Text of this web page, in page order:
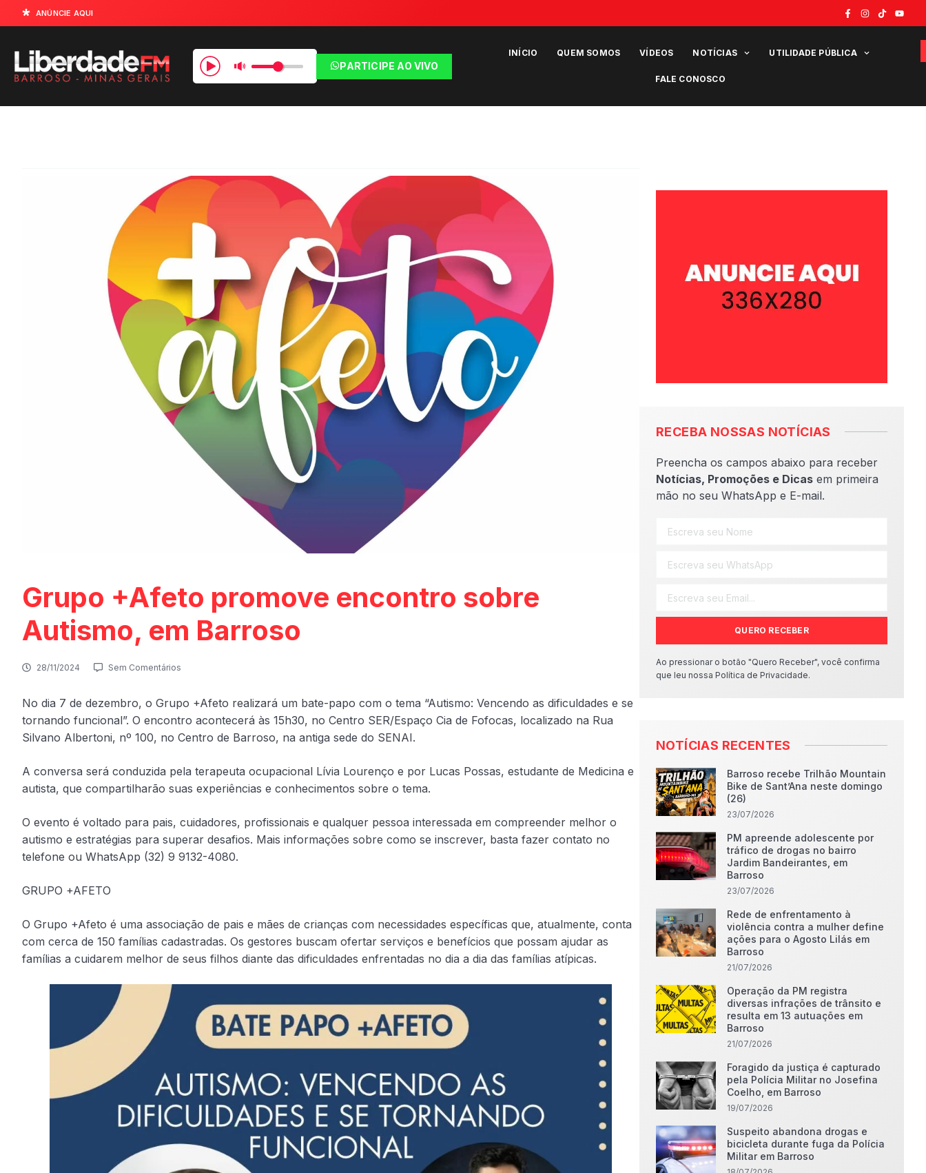
ANÚNCIE AQUI
PARTICIPE AO VIVO
INÍCIO QUEM SOMOS VÍDEOS NOTÍCIAS UTILIDADE PÚBLICA
FALE CONOSCO
Grupo +Afeto promove encontro sobre
Autismo, em Barroso
28/11/2024 Sem Comentários
No dia 7 de dezembro, o Grupo +Afeto realizará um bate-papo com o tema “Autismo: Vencendo as dificuldades e se
tornando funcional”. O encontro acontecerá às 15h30, no Centro SER/Espaço Cia de Fofocas, localizado na Rua
Silvano Albertoni, nº 100, no Centro de Barroso, na antiga sede do SENAI.
A conversa será conduzida pela terapeuta ocupacional Lívia Lourenço e por Lucas Possas, estudante de Medicina e
autista, que compartilharão suas experiências e conhecimentos sobre o tema.
O evento é voltado para pais, cuidadores, profissionais e qualquer pessoa interessada em compreender melhor o
autismo e estratégias para superar desafios. Mais informações sobre como se inscrever, basta fazer contato no
telefone ou WhatsApp (32) 9 9132-4080.
GRUPO +AFETO
O Grupo +Afeto é uma associação de pais e mães de crianças com necessidades específicas que, atualmente, conta
com cerca de 150 famílias cadastradas. Os gestores buscam ofertar serviços e benefícios que possam ajudar as
famílias a cuidarem melhor de seus filhos diante das dificuldades enfrentadas no dia a dia das famílias atípicas.
RECEBA NOSSAS NOTÍCIAS
Preencha os campos abaixo para receber
Notícias, Promoções e Dicas em primeira
mão no seu WhatsApp e E-mail.
QUERO RECEBER
Ao pressionar o botão "Quero Receber", você confirma
que leu nossa Política de Privacidade.
NOTÍCIAS RECENTES
Barroso recebe Trilhão Mountain
Bike de Sant’Ana neste domingo
(26)
23/07/2026
PM apreende adolescente por
tráfico de drogas no bairro
Jardim Bandeirantes, em
Barroso
23/07/2026
Rede de enfrentamento à
violência contra a mulher define
ações para o Agosto Lilás em
Barroso
21/07/2026
Operação da PM registra
diversas infrações de trânsito e
resulta em 13 autuações em
Barroso
21/07/2026
Foragido da justiça é capturado
pela Polícia Militar no Josefina
Coelho, em Barroso
19/07/2026
Suspeito abandona drogas e
bicicleta durante fuga da Polícia
Militar em Barroso